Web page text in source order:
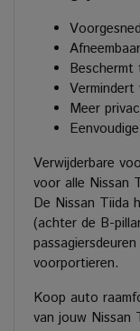
Beschermt
Meer
Verwijderbare
voor alle Nissan
De Nissan Tiida
(achter de B-
voorportieren.
Koop auto
van jouw Nissan